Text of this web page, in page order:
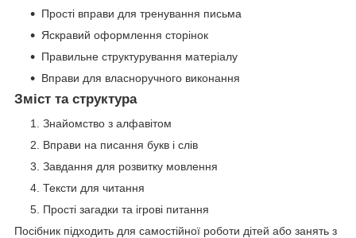
Прості вправи для тренування письма
Яскравий оформлення сторінок
Правильне структурування матеріалу
Вправи для власноручного виконання
Зміст та структура
Знайомство з алфавітом
Вправи на писання букв і слів
Завдання для розвитку мовлення
Тексти для читання
Прості загадки та ігрові питання
Посібник підходить для самостійної роботи дітей або занять з